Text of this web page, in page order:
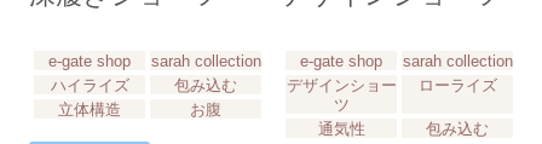
e-gate shop
sarah collection
ハイライズ
包み込む
立体構造
お腹
e-gate shop
sarah collection
デザインショー
ツ
ローライズ
通気性 包み込む